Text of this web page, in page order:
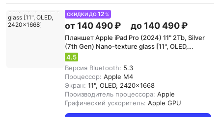
СКИДКИ ДО12 %
от 140 490 ₽ до 140 490 ₽
Планшет Apple iPad Pro (2024) 11" 2Tb, Silver
(7th Gen) Nano-texture glass [11", OLED,
2420x1668]
4.5
Версия Bluetooth: 5.3
Процессор: Apple M4
Экран: 11", OLED, 2420x1668
Производитель процессора: Apple
Графический ускоритель: Apple GPU